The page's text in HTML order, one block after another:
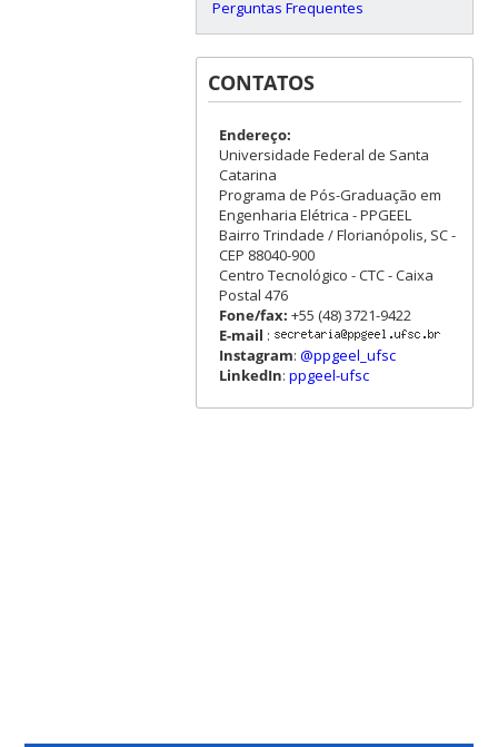
Perguntas Frequentes
CONTATOS
Endereço:
Universidade Federal de Santa
Catarina
Programa de Pós-Graduação em
Engenharia Elétrica - PPGEEL
Bairro Trindade / Florianópolis, SC -
CEP 88040-900
Centro Tecnológico - CTC - Caixa
Postal 476
Fone/fax: +55 (48) 3721-9422
E-mail :
Instagram: @ppgeel_ufsc
LinkedIn: ppgeel-ufsc